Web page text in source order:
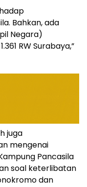
Bahkan, ada
Negara)
RW Surabaya,”
juga
mengenai
Pancasila
soal keterlibatan
dan